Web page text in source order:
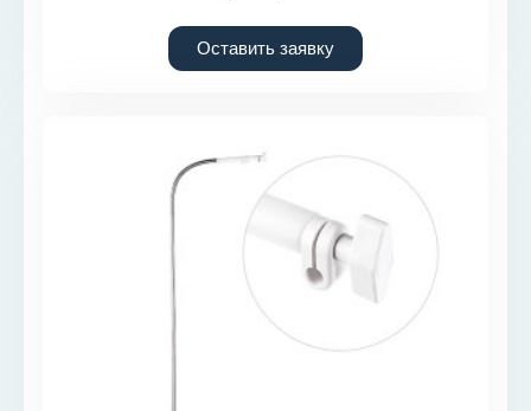
Оставить заявку